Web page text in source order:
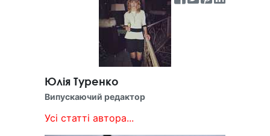
Юлія Туренко
Випускаючий редактор
Усі статті автора...